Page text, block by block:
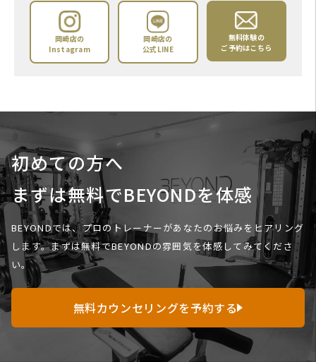
岡崎店の
Instagram
岡崎店の
公式LINE
無料体験の
ご予約はこちら
初めての方へ
まずは無料でBEYONDを体感
BEYONDでは、プロのトレーナーがあなたのお悩みをヒアリング
します。まずは無料でBEYONDの雰囲気を体感してみてくださ
い。
無料カウンセリングを予約する